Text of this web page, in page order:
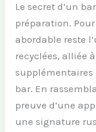
Le secret d’un
préparation.
abordable reste
recyclées, alliée
bar. En
preuve d’une
une signature